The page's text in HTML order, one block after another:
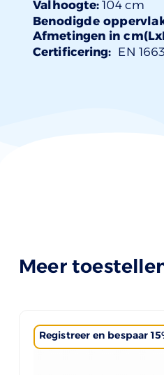
Valhoogte: 104 cm
Benodigde
Afmetingen in
Certificering: EN
Meer
Registreer en bespaar